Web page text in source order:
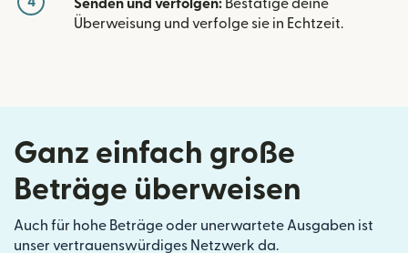
Senden und verfolgen: Bestätige deine
Überweisung und verfolge sie in Echtzeit.
Ganz einfach große
Beträge überweisen
Auch für hohe Beträge oder unerwartete Ausgaben ist
unser vertrauenswürdiges Netzwerk da.